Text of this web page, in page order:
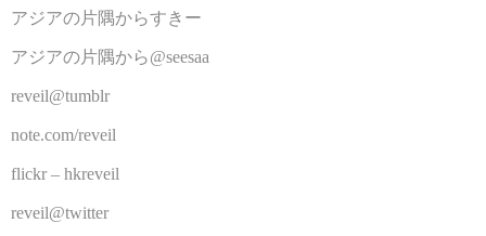
アジアの片隅からすきー
アジアの片隅から@seesaa
reveil@tumblr
note.com/reveil
flickr – hkreveil
reveil@twitter